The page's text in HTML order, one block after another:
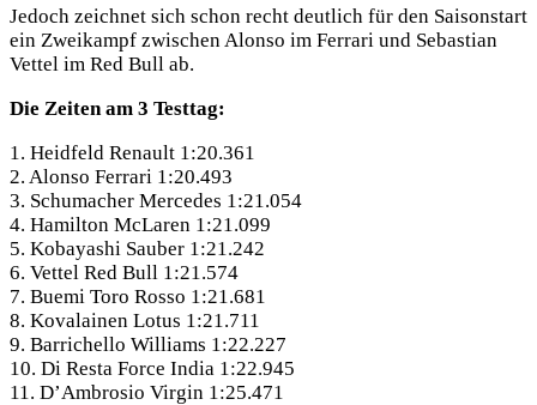
Jedoch zeichnet sich schon recht deutlich für den Saisonstart
ein Zweikampf zwischen Alonso im Ferrari und Sebastian
Vettel im Red Bull ab.
Die Zeiten am 3 Testtag:
1. Heidfeld Renault 1:20.361
2. Alonso Ferrari 1:20.493
3. Schumacher Mercedes 1:21.054
4. Hamilton McLaren 1:21.099
5. Kobayashi Sauber 1:21.242
6. Vettel Red Bull 1:21.574
7. Buemi Toro Rosso 1:21.681
8. Kovalainen Lotus 1:21.711
9. Barrichello Williams 1:22.227
10. Di Resta Force India 1:22.945
11. D’Ambrosio Virgin 1:25.471